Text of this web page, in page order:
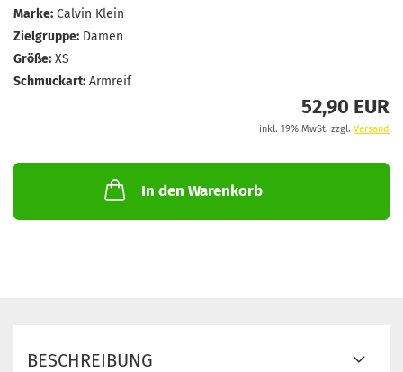
Marke: Calvin Klein
Zielgruppe: Damen
Größe: XS
Schmuckart: Armreif
52,90 EUR
inkl. 19% MwSt. zzgl. Versand
In den Warenkorb
BESCHREIBUNG